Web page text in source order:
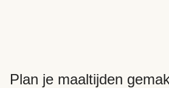
Plan je maaltijden